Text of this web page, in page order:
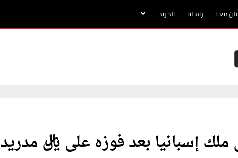
معنا راسلنا المزيد
إسبانيا بعد فوزه على ريال مدريد